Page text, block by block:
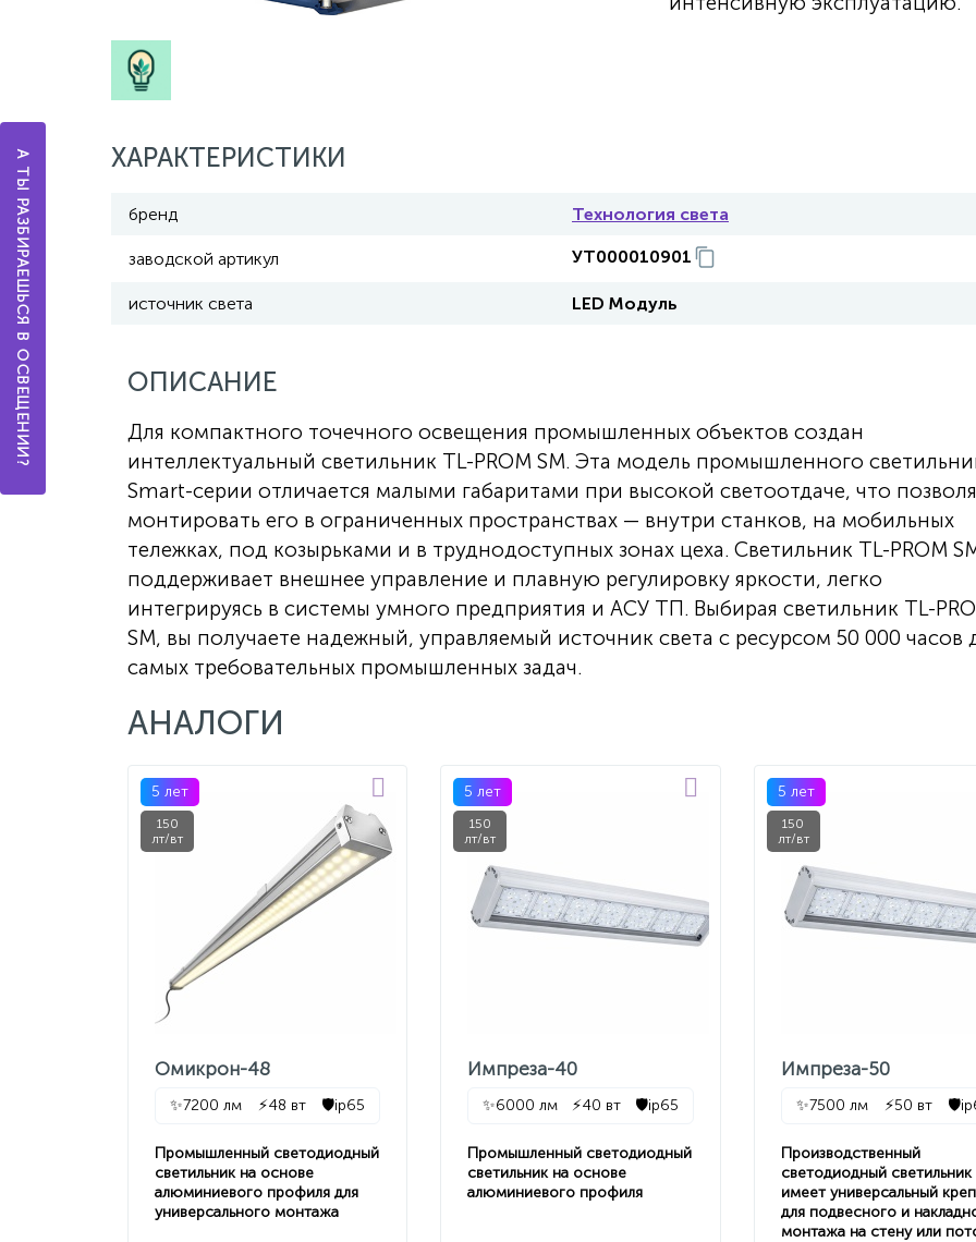
ХАРАКТЕРИСТИКИ
бренд Технология света
заводской артикул УТ000010901
источник света LED Модуль
ОПИСАНИЕ
Для компактного точечного освещения промышленных объектов создан
интеллектуальный светильник TL-PROM SM. Эта модель промышленного
Smart-серии отличается малыми габаритами при высокой светоотдаче, что
монтировать его в ограниченных пространствах — внутри станков, на мобильных
тележках, под козырьками и в труднодоступных зонах цеха. Светильник TL-PROM
поддерживает внешнее управление и плавную регулировку яркости, легко
интегрируясь в системы умного предприятия и АСУ ТП. Выбирая светильник TL-
SM, вы получаете надежный, управляемый источник света с ресурсом 50 000 часов
самых требовательных промышленных задач.
АНАЛОГИ
5 лет
150
лт/вт
Омикрон-48
✨7200 лм ⚡48 вт 🛡️ip65
Промышленный светодиодный
светильник на основе
алюминиевого профиля для
универсального монтажа
5 лет
150
лт/вт
Импреза-40
✨6000 лм ⚡40 вт 🛡️ip65
Промышленный светодиодный
светильник на основе
алюминиевого профиля
5 лет
150
лт/вт
Импреза-50
✨7500 лм ⚡50 вт 🛡️
Производственный
светодиодный светильник
имеет универсальный
для подвесного и
монтажа на стену или
А ТЫ РАЗБИРАЕШЬСЯ В ОСВЕЩЕНИИ?